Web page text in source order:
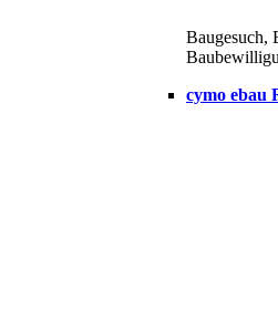
Baugesuch,
cymo ebau